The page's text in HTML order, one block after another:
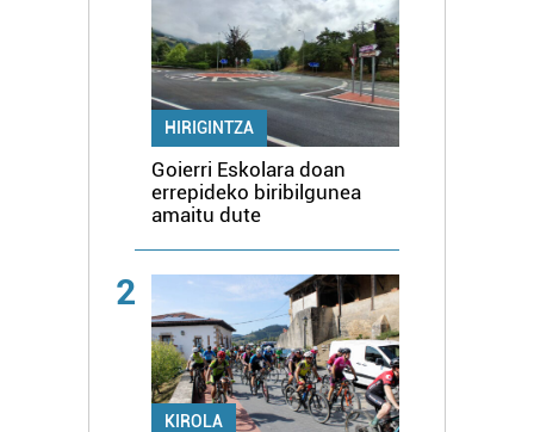
HIRIGINTZA
Goierri Eskolara doan
errepideko biribilgunea
amaitu dute
2
KIROLA